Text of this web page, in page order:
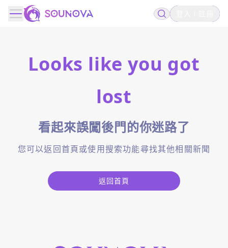
Looks like you got
lost
看起來誤闖後門的你迷路了
您可以返回首頁或使用搜索功能尋找其他相關新聞
返回首頁